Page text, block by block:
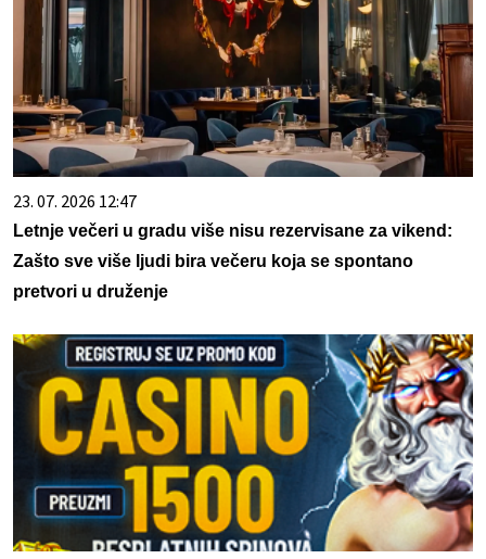
23. 07. 2026 12:47
Letnje večeri u gradu više nisu rezervisane za vikend:
Zašto sve više ljudi bira večeru koja se spontano
pretvori u druženje